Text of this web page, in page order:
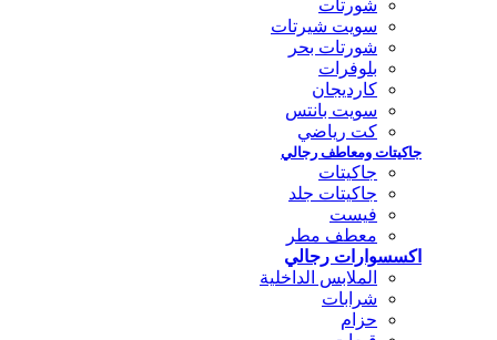
شورتات
سويت شيرتات
شورتات بحر
بلوفرات
كارديجان
سويت بانتس
كت رياضي
جاكيتات ومعاطف رجالي
جاكيتات
جاكيتات جلد
فيست
معطف مطر
اكسسوارات رجالي
الملابس الداخلية
شرابات
حزام